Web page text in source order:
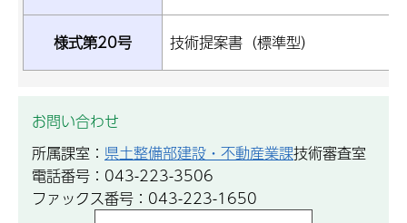
様式第20号 技術提案書（標準型）
お問い合わせ
所属課室： 県土整備部建設・不動産業課技術審査室
電話番号：043-223-3506
ファックス番号：043-223-1650